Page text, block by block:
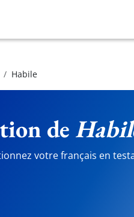
Habile
de
votre français en